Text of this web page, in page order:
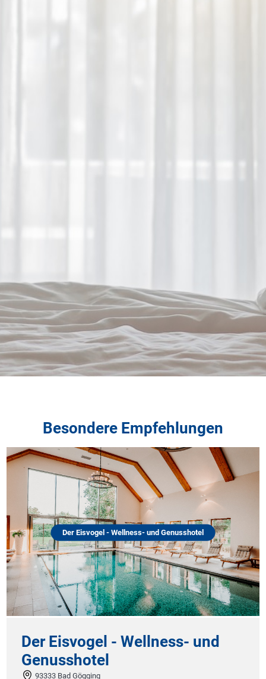
Besondere Empfehlungen
Der Eisvogel - Wellness- und Genusshotel
Der Eisvogel - Wellness- und
Genusshotel
93333 Bad Gögging